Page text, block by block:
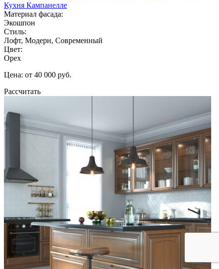
Кухня Кампанелле
Материал фасада:
Экошпон
Стиль:
Лофт, Модерн, Современный
Цвет:
Орех
Цена: от 40 000 руб.
Рассчитать